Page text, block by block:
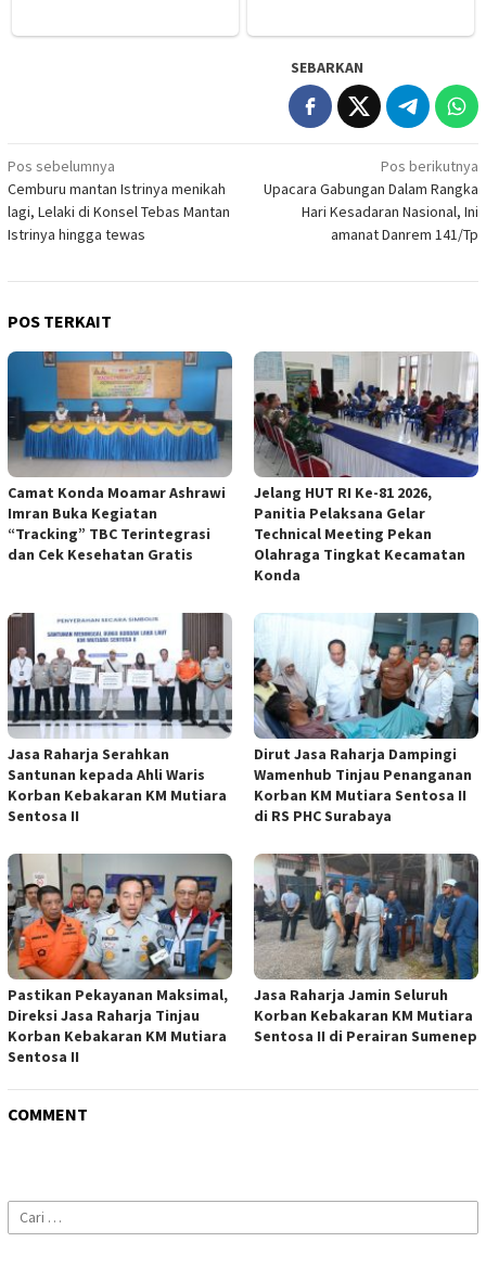
SEBARKAN
Navigasi
pos
Pos sebelumnya
Cemburu mantan Istrinya menikah
lagi, Lelaki di Konsel Tebas Mantan
Istrinya hingga tewas
Pos berikutnya
Upacara Gabungan Dalam Rangka
Hari Kesadaran Nasional, Ini
amanat Danrem 141/Tp
POS TERKAIT
Camat Konda Moamar Ashrawi
Imran Buka Kegiatan
“Tracking” TBC Terintegrasi
dan Cek Kesehatan Gratis
Jelang HUT RI Ke-81 2026,
Panitia Pelaksana Gelar
Technical Meeting Pekan
Olahraga Tingkat Kecamatan
Konda
Jasa Raharja Serahkan
Santunan kepada Ahli Waris
Korban Kebakaran KM Mutiara
Sentosa II
Dirut Jasa Raharja Dampingi
Wamenhub Tinjau Penanganan
Korban KM Mutiara Sentosa II
di RS PHC Surabaya
Pastikan Pekayanan Maksimal,
Direksi Jasa Raharja Tinjau
Korban Kebakaran KM Mutiara
Sentosa II
Jasa Raharja Jamin Seluruh
Korban Kebakaran KM Mutiara
Sentosa II di Perairan Sumenep
COMMENT
Cari
untuk: